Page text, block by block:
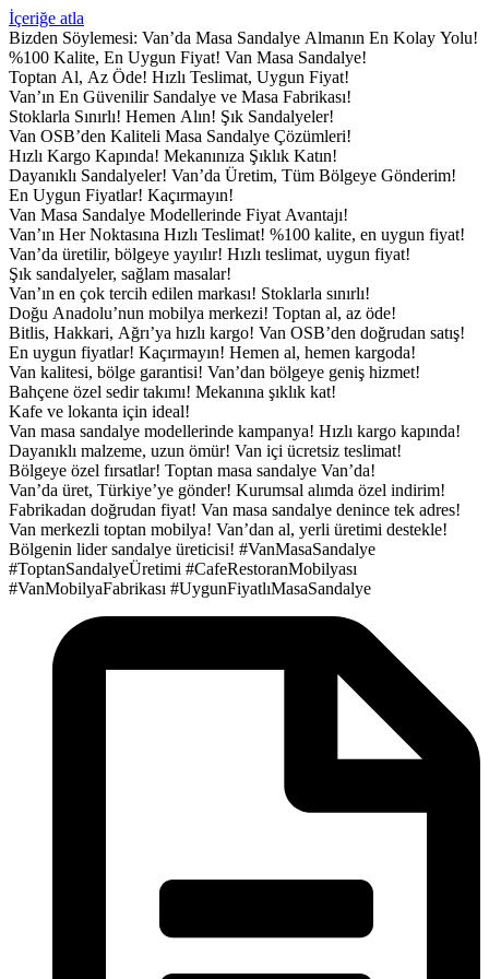
İçeriğe atla
Bizden Söylemesi: Van’da Masa Sandalye Almanın En Kolay Yolu!
%100 Kalite, En Uygun Fiyat! Van Masa Sandalye!
Toptan Al, Az Öde! Hızlı Teslimat, Uygun Fiyat!
Van’ın En Güvenilir Sandalye ve Masa Fabrikası!
Stoklarla Sınırlı! Hemen Alın! Şık Sandalyeler!
Van OSB’den Kaliteli Masa Sandalye Çözümleri!
Hızlı Kargo Kapında! Mekanınıza Şıklık Katın!
Dayanıklı Sandalyeler! Van’da Üretim, Tüm Bölgeye Gönderim!
En Uygun Fiyatlar! Kaçırmayın!
Van Masa Sandalye Modellerinde Fiyat Avantajı!
Van’ın Her Noktasına Hızlı Teslimat! %100 kalite, en uygun fiyat!
Van’da üretilir, bölgeye yayılır! Hızlı teslimat, uygun fiyat!
Şık sandalyeler, sağlam masalar!
Van’ın en çok tercih edilen markası! Stoklarla sınırlı!
Doğu Anadolu’nun mobilya merkezi! Toptan al, az öde!
Bitlis, Hakkari, Ağrı’ya hızlı kargo! Van OSB’den doğrudan satış!
En uygun fiyatlar! Kaçırmayın! Hemen al, hemen kargoda!
Van kalitesi, bölge garantisi! Van’dan bölgeye geniş hizmet!
Bahçene özel sedir takımı! Mekanına şıklık kat!
Kafe ve lokanta için ideal!
Van masa sandalye modellerinde kampanya! Hızlı kargo kapında!
Dayanıklı malzeme, uzun ömür! Van içi ücretsiz teslimat!
Bölgeye özel fırsatlar! Toptan masa sandalye Van’da!
Van’da üret, Türkiye’ye gönder! Kurumsal alımda özel indirim!
Fabrikadan doğrudan fiyat! Van masa sandalye denince tek adres!
Van merkezli toptan mobilya! Van’dan al, yerli üretimi destekle!
Bölgenin lider sandalye üreticisi! #VanMasaSandalye
#ToptanSandalyeÜretimi #CafeRestoranMobilyası
#VanMobilyaFabrikası #UygunFiyatlıMasaSandalye